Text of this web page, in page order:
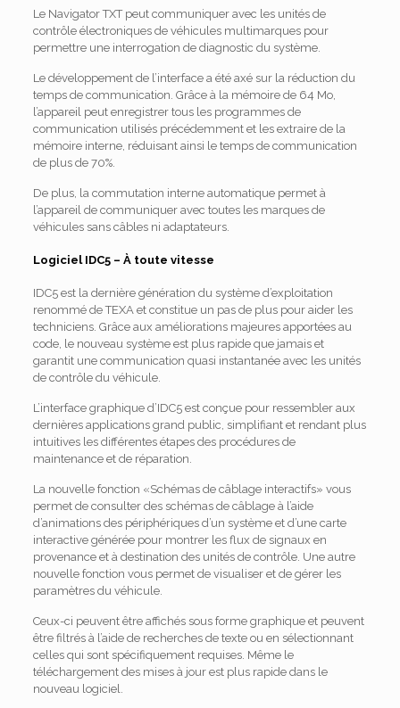
Le Navigator TXT peut communiquer avec les unités de
contrôle électroniques de véhicules multimarques pour
permettre une interrogation de diagnostic du système.
Le développement de l’interface a été axé sur la réduction du
temps de communication. Grâce à la mémoire de 64 Mo,
l’appareil peut enregistrer tous les programmes de
communication utilisés précédemment et les extraire de la
mémoire interne, réduisant ainsi le temps de communication
de plus de 70%.
De plus, la commutation interne automatique permet à
l’appareil de communiquer avec toutes les marques de
véhicules sans câbles ni adaptateurs.
Logiciel IDC5 – À toute vitesse
IDC5 est la dernière génération du système d’exploitation
renommé de TEXA et constitue un pas de plus pour aider les
techniciens. Grâce aux améliorations majeures apportées au
code, le nouveau système est plus rapide que jamais et
garantit une communication quasi instantanée avec les unités
de contrôle du véhicule.
L’interface graphique d’IDC5 est conçue pour ressembler aux
dernières applications grand public, simplifiant et rendant plus
intuitives les différentes étapes des procédures de
maintenance et de réparation.
La nouvelle fonction «Schémas de câblage interactifs» vous
permet de consulter des schémas de câblage à l’aide
d’animations des périphériques d’un système et d’une carte
interactive générée pour montrer les flux de signaux en
provenance et à destination des unités de contrôle. Une autre
nouvelle fonction vous permet de visualiser et de gérer les
paramètres du véhicule.
Ceux-ci peuvent être affichés sous forme graphique et peuvent
être filtrés à l’aide de recherches de texte ou en sélectionnant
celles qui sont spécifiquement requises. Même le
téléchargement des mises à jour est plus rapide dans le
nouveau logiciel.